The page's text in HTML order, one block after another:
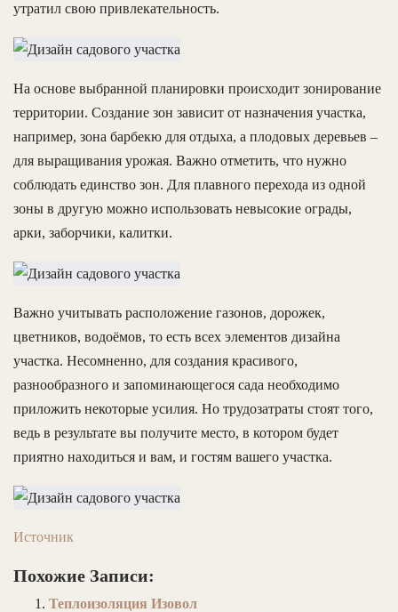
утратил свою привлекательность.
На основе выбранной планировки происходит зонирование
территории. Создание зон зависит от назначения участка,
например, зона барбекю для отдыха, а плодовых деревьев –
для выращивания урожая. Важно отметить, что нужно
соблюдать единство зон. Для плавного перехода из одной
зоны в другую можно использовать невысокие ограды,
арки, заборчики, калитки.
Важно учитывать расположение газонов, дорожек,
цветников, водоёмов, то есть всех элементов дизайна
участка. Несомненно, для создания красивого,
разнообразного и запоминающегося сада необходимо
приложить некоторые усилия. Но трудозатраты стоят того,
ведь в результате вы получите место, в котором будет
приятно находиться и вам, и гостям вашего участка.
Источник
Похожие Записи:
Теплоизоляция Изовол